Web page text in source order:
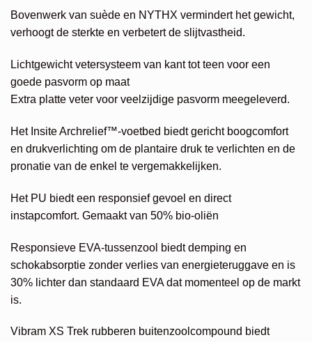
Bovenwerk van suède en NYTHX vermindert het gewicht,
verhoogt de sterkte en verbetert de slijtvastheid.
Lichtgewicht vetersysteem van kant tot teen voor een
goede pasvorm op maat
Extra platte veter voor veelzijdige pasvorm meegeleverd.
Het Insite Archrelief™-voetbed biedt gericht boogcomfort
en drukverlichting om de plantaire druk te verlichten en de
pronatie van de enkel te vergemakkelijken.
Het PU biedt een responsief gevoel en direct
instapcomfort. Gemaakt van 50% bio-oliën
Responsieve EVA-tussenzool biedt demping en
schokabsorptie zonder verlies van energieteruggave en is
30% lichter dan standaard EVA dat momenteel op de markt
is.
Vibram XS Trek rubberen buitenzoolcompound biedt